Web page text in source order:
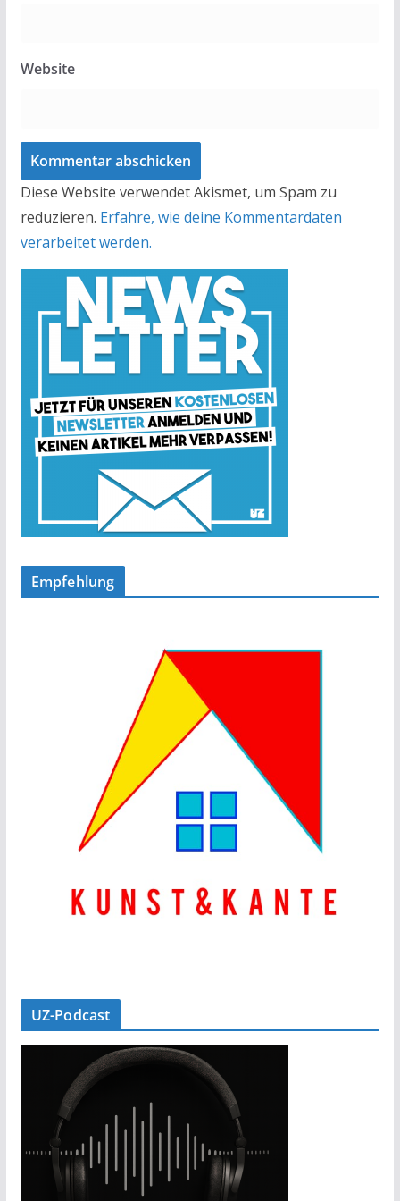
Website
Diese Website verwendet Akismet, um Spam zu
reduzieren. Erfahre, wie deine Kommentardaten
verarbeitet werden.
Empfehlung
UZ-Podcast